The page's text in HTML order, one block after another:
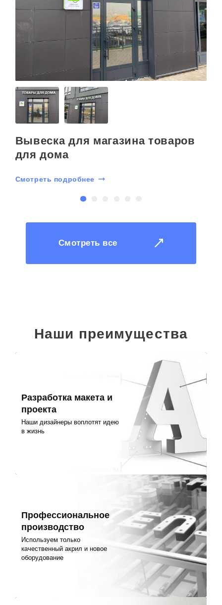
Вывеска для магазина товаров
для дома
Смотреть подробнее
Смотреть все
Наши преимущества
Разработка макета и
проекта
Наши дизайнеры воплотят идею
в жизнь
Профессиональное
производство
Используем только
качественный акрил и новое
оборудование